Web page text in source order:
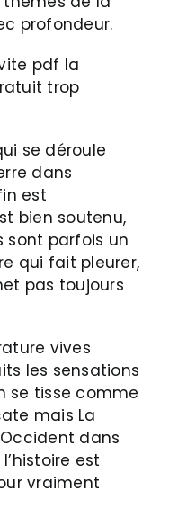
profondeur.
pdf la
trop
se déroule
dans
est
bien soutenu,
sont parfois un
qui fait pleurer,
pas toujours
vives
les sensations
se tisse comme
mais La
dans
est
vraiment